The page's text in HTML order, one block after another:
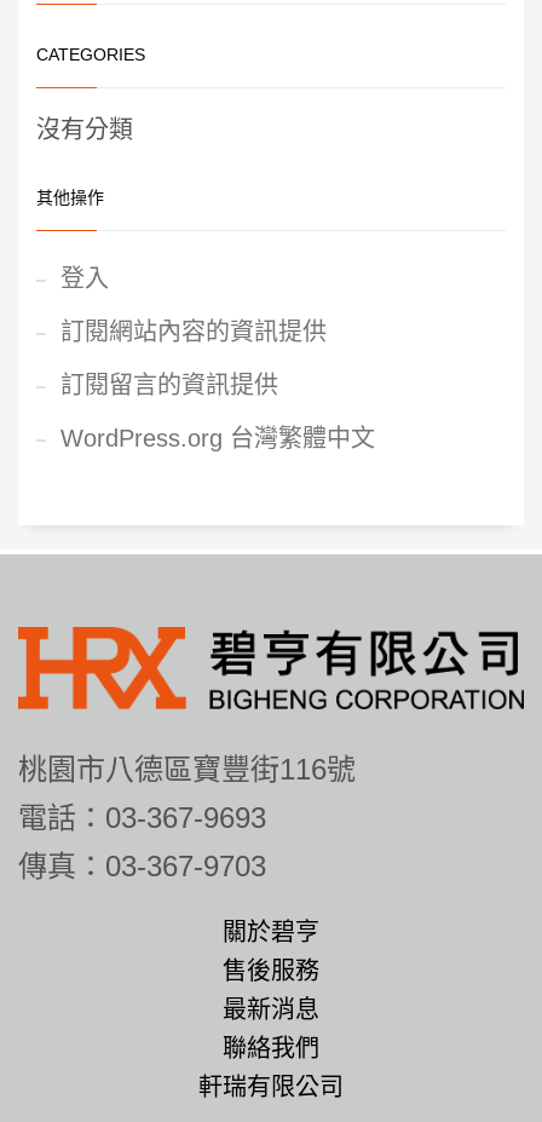
CATEGORIES
沒有分類
其他操作
登入
訂閱網站內容的資訊提供
訂閱留言的資訊提供
WordPress.org 台灣繁體中文
桃園市八德區寶豐街116號
電話：03-367-9693
傳真：03-367-9703
關於碧亨
售後服務
最新消息
聯絡我們
軒瑞有限公司